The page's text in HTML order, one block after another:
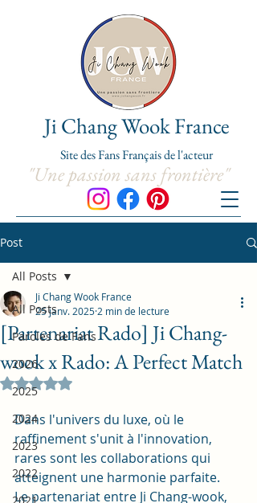
"Une passion sans frontière"
Ji Chang Wook France
Site desFans Français de l'acteur
Post
All Posts
Paroles de Fans
2026
2025
2024
2023
2022
All Posts
[Partenariat Rado] Ji Chang-
wook x Rado: A Perfect Match
Ji Chang Wook France
25 janv. 2025 2 min de lecture
Noté NaN étoiles sur 5.
Dans l'univers du luxe, où le
raffinement s'unit à l'innovation,
rares sont les collaborations qui
atteignent une harmonie parfaite.
Le partenariat entre Ji Chang-wook,